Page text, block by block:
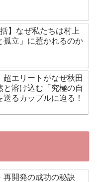
】なぜ私たちは村上
孤立」に惹かれるのか
超エリートがなぜ秋田
と溶け込む「究極の自
るカップルに迫る！
再開発の成功の秘訣